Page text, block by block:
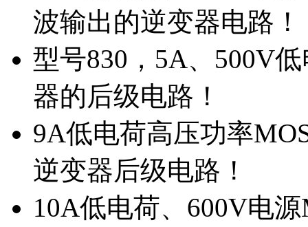
波输出的逆变器电路！
型号830，5A、500V
器的后级电路！
9A低电荷高压功率
逆变器后级电路！
10A低电荷、600V电